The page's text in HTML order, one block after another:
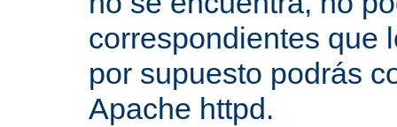
correspondientes que
por supuesto podrás
Apache httpd.